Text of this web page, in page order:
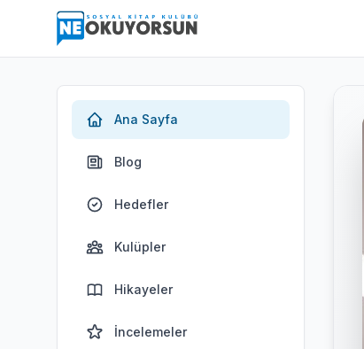
Ana Sayfa
Blog
Hedefler
Kulüpler
Hikayeler
İncelemeler